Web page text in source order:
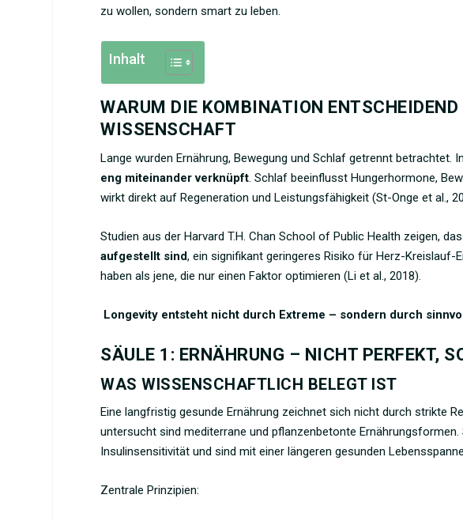
zu wollen, sondern smart zu leben.
Inhalt
WARUM DIE KOMBINATION
WISSENSCHAFT
Lange wurden Ernährung, Bewegung und Schlaf getrennt betrachtet.
eng miteinander verknüpft. Schlaf beeinflusst Hungerhormone,
wirkt direkt auf Regeneration und Leistungsfähigkeit (St-Onge et al.,
Studien aus der Harvard T.H. Chan School of Public Health zeigen,
aufgestellt sind, ein signifikant geringeres Risiko für Herz-
haben als jene, die nur einen Faktor optimieren (Li et al., 2018).
Longevity entsteht nicht durch Extreme – sondern durch
SÄULE 1: ERNÄHRUNG – NICHT PERFEKT,
WAS WISSENSCHAFTLICH BELEGT IST
Eine langfristig gesunde Ernährung zeichnet sich nicht durch strikte
untersucht sind mediterrane undpflanzenbetonte Ernährungsformen.
Insulinsensitivität und sind mit einer längeren gesunden
Zentrale Prinzipien: